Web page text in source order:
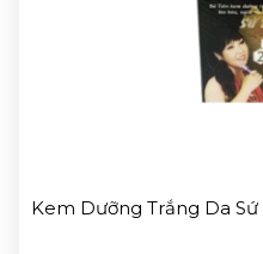
Kem Dưỡng Trắng Da